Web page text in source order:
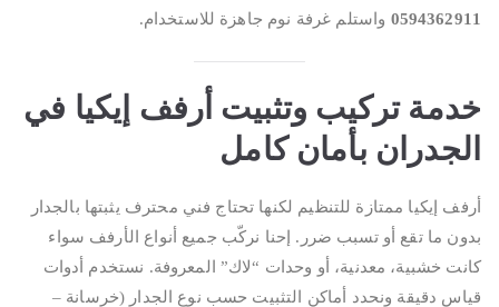
0594362911 واستلم غرفة نوم جاهزة للاستخدام.
خدمة تركيب وتثبيت أرفف إيكيا في
الجدران بأمان كامل
أرفف إيكيا ممتازة للتنظيم لكنها تحتاج فني محترف يثبتها بالجدار
بدون ما تقع أو تسبب ضرر. إحنا نركّب جميع أنواع الأرفف سواء
كانت خشبية، معدنية، أو وحدات “لاك” المعروفة. نستخدم أدوات
قياس دقيقة ونحدد أماكن التثبيت حسب نوع الجدار (خرسانة –